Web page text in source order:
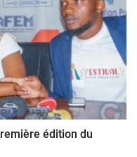
édition du